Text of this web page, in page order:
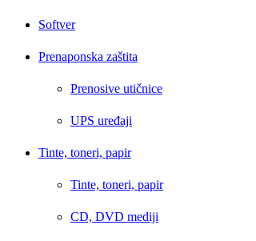
Softver
Prenaponska zaštita
Prenosive utičnice
UPS uređaji
Tinte, toneri, papir
Tinte, toneri, papir
CD, DVD mediji